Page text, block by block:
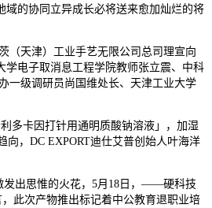
域的协同立异成长必将送来愈加灿烂的将
（天津）工业手艺无限公司总司理宣向
学电子取消息工程学院教师张立震、中科
一级调研员尚国维处长、天津工业大学
多卡因打针用通明质酸钠溶液」，加湿
，DC EXPORT迪仕艾普创始人叶海洋
发出思惟的火花，5月18日，——硬科技
此次产物推出标记着中公教育退职业培